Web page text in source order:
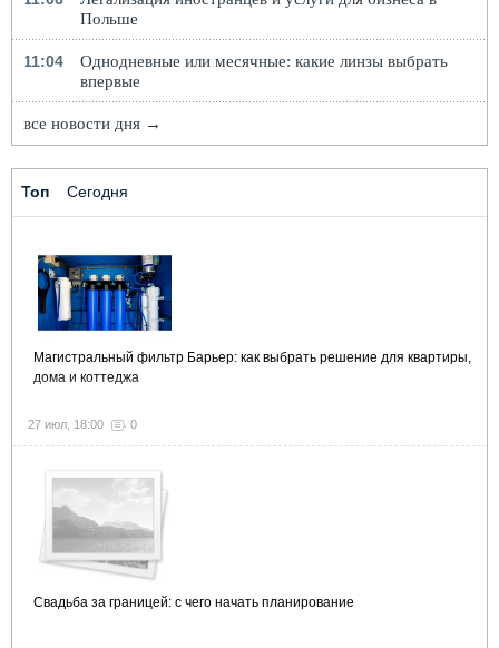
Польше
11:04
Однодневные или месячные: какие линзы выбрать
впервые
все новости дня →
Топ Сегодня
Магистральный фильтр Барьер: как выбрать решение для квартиры,
дома и коттеджа
27 июл, 18:00 0
Свадьба за границей: с чего начать планирование